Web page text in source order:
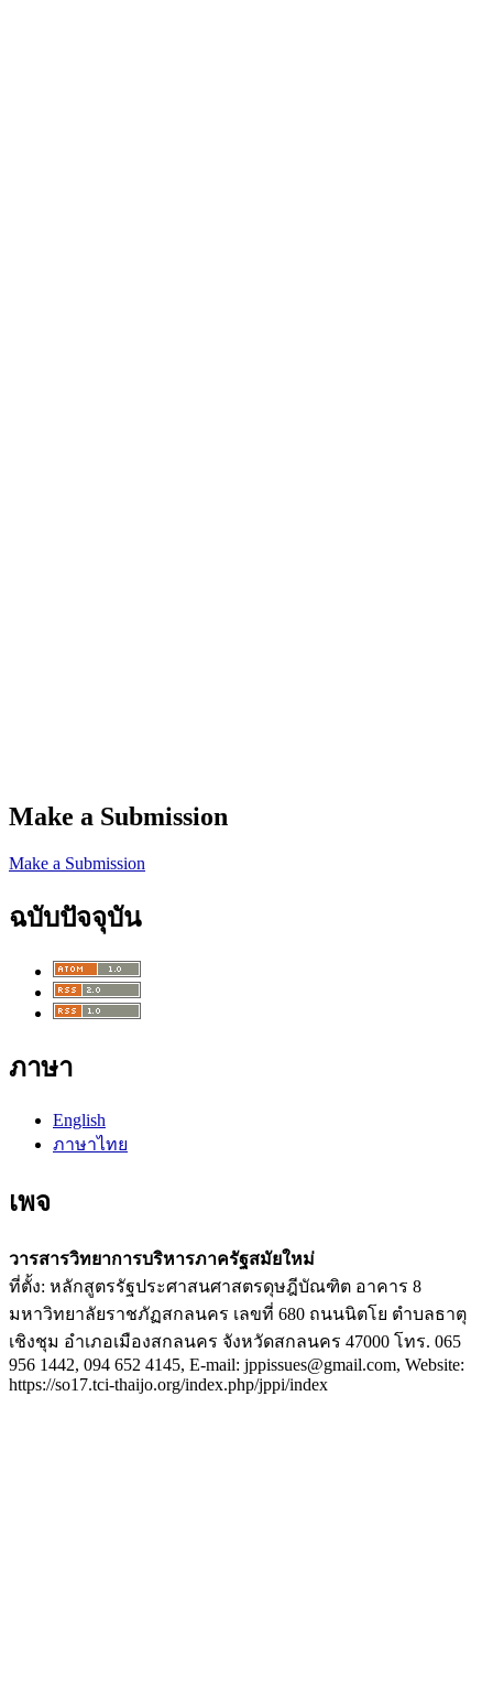
Make a Submission
Make a Submission
ฉบับปัจจุบัน
ภาษา
English
ภาษาไทย
เพจ
วารสารวิทยาการบริหารภาครัฐสมัยใหม่
ที่ตั้ง: หลักสูตรรัฐประศาสนศาสตรดุษฎีบัณฑิต อาคาร 8
มหาวิทยาลัยราชภัฏสกลนคร เลขที่ 680 ถนนนิตโย ตำบลธาตุ
เชิงชุม อำเภอเมืองสกลนคร จังหวัดสกลนคร 47000 โทร. 065
956 1442, 094 652 4145, E-mail: jppissues@gmail.com, Website:
https://so17.tci-thaijo.org/index.php/jppi/index